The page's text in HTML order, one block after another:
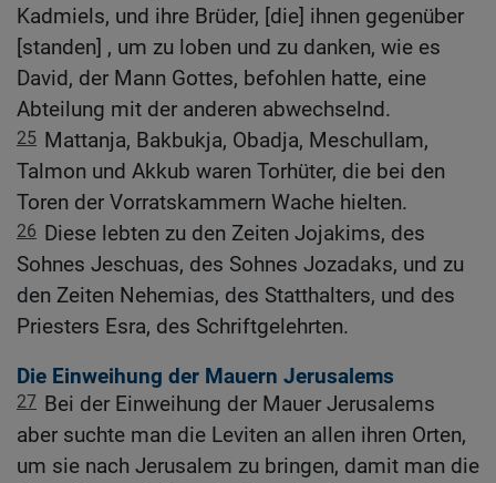
Kadmiels, und ihre Brüder, [die] ihnen gegenüber
[standen] , um zu loben und zu danken, wie es
David, der Mann Gottes, befohlen hatte, eine
Abteilung mit der anderen abwechselnd.
25 Mattanja, Bakbukja, Obadja, Meschullam,
Talmon und Akkub waren Torhüter, die bei den
Toren der Vorratskammern Wache hielten.
26 Diese lebten zu den Zeiten Jojakims, des
Sohnes Jeschuas, des Sohnes Jozadaks, und zu
den Zeiten Nehemias, des Statthalters, und des
Priesters Esra, des Schriftgelehrten.
Die Einweihung der Mauern Jerusalems
27 Bei der Einweihung der Mauer Jerusalems
aber suchte man die Leviten an allen ihren Orten,
um sie nach Jerusalem zu bringen, damit man die